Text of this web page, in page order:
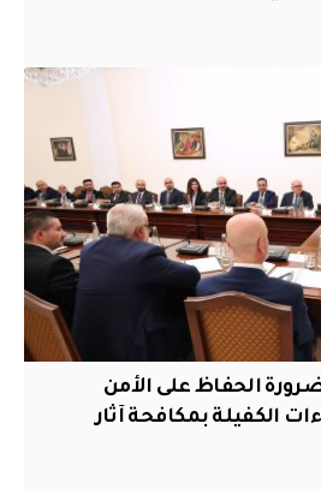
الحفاظ على الأمن
الكفيلة بمكافحة آثار